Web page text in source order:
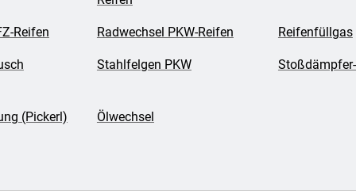
Reifen Radwechsel PKW-Reifen Reifenfüllgas
Stahlfelgen PKW
(Pickerl) Ölwechsel